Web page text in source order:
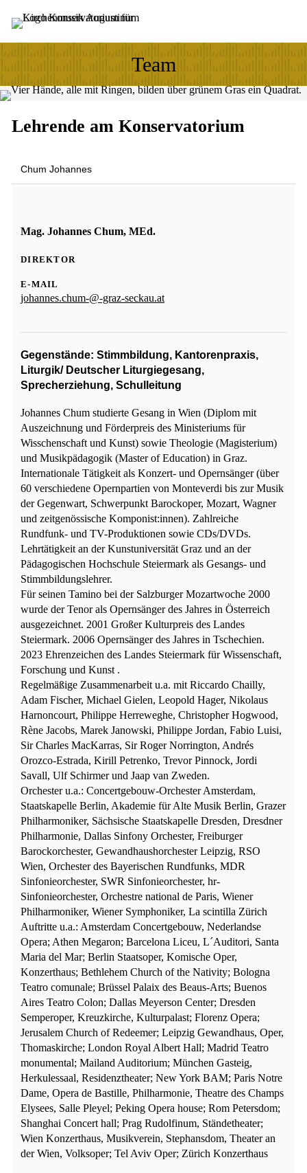
Sprung zum Hauptinhalt
Sprung zur Fusszeile
Team
Lehrende am Konservatorium
Chum Johannes
Mag. Johannes Chum, MEd.
DIREKTOR
E-MAIL
johannes.chum-@-graz-seckau.at
Gegenstände: Stimmbildung, Kantorenpraxis,
Liturgik/ Deutscher Liturgiegesang,
Sprecherziehung, Schulleitung
Johannes Chum studierte Gesang in Wien (Diplom mit
Auszeichnung und Förderpreis des Ministeriums für
Wisschenschaft und Kunst) sowie Theologie (Magisterium)
und Musikpädagogik (Master of Education) in Graz.
Internationale Tätigkeit als Konzert- und Opernsänger (über
60 verschiedene Opernpartien von Monteverdi bis zur Musik
der Gegenwart, Schwerpunkt Barockoper, Mozart, Wagner
und zeitgenössische Komponist:innen). Zahlreiche
Rundfunk- und TV-Produktionen sowie CDs/DVDs.
Lehrtätigkeit an der Kunstuniversität Graz und an der
Pädagogischen Hochschule Steiermark als Gesangs- und
Stimmbildungslehrer.
Für seinen Tamino bei der Salzburger Mozartwoche 2000
wurde der Tenor als Opernsänger des Jahres in Österreich
ausgezeichnet. 2001 Großer Kulturpreis des Landes
Steiermark. 2006 Opernsänger des Jahres in Tschechien.
2023 Ehrenzeichen des Landes Steiermark für Wissenschaft,
Forschung und Kunst .
Regelmäßige Zusammenarbeit u.a. mit Riccardo Chailly,
Adam Fischer, Michael Gielen, Leopold Hager, Nikolaus
Harnoncourt, Philippe Herreweghe, Christopher Hogwood,
Rène Jacobs, Marek Janowski, Philippe Jordan, Fabio Luisi,
Sir Charles MacKarras, Sir Roger Norrington, Andrés
Orozco-Estrada, Kirill Petrenko, Trevor Pinnock, Jordi
Savall, Ulf Schirmer und Jaap van Zweden.
Orchester u.a.: Concertgebouw-Orchester Amsterdam,
Staatskapelle Berlin, Akademie für Alte Musik Berlin, Grazer
Philharmoniker, Sächsische Staatskapelle Dresden, Dresdner
Philharmonie, Dallas Sinfony Orchester, Freiburger
Barockorchester, Gewandhaushorchester Leipzig, RSO
Wien, Orchester des Bayerischen Rundfunks, MDR
Sinfonieorchester, SWR Sinfonieorchester, hr-
Sinfonieorchester, Orchestre national de Paris, Wiener
Philharmoniker, Wiener Symphoniker, La scintilla Zürich
Auftritte u.a.: Amsterdam Concertgebouw, Nederlandse
Opera; Athen Megaron; Barcelona Liceu, L´Auditori, Santa
Maria del Mar; Berlin Staatsoper, Komische Oper,
Konzerthaus; Bethlehem Church of the Nativity; Bologna
Teatro comunale; Brüssel Palaix des Beaus-Arts; Buenos
Aires Teatro Colon; Dallas Meyerson Center; Dresden
Semperoper, Kreuzkirche, Kulturpalast; Florenz Opera;
Jerusalem Church of Redeemer; Leipzig Gewandhaus, Oper,
Thomaskirche; London Royal Albert Hall; Madrid Teatro
monumental; Mailand Auditorium; München Gasteig,
Herkulessaal, Residenztheater; New York BAM; Paris Notre
Dame, Opera de Bastille, Philharmonie, Theatre des Champs
Elysees, Salle Pleyel; Peking Opera house; Rom Petersdom;
Shanghai Concert hall; Prag Rudolfinum, Ständetheater;
Wien Konzerthaus, Musikverein, Stephansdom, Theater an
der Wien, Volksoper; Tel Aviv Oper; Zürich Konzerthaus